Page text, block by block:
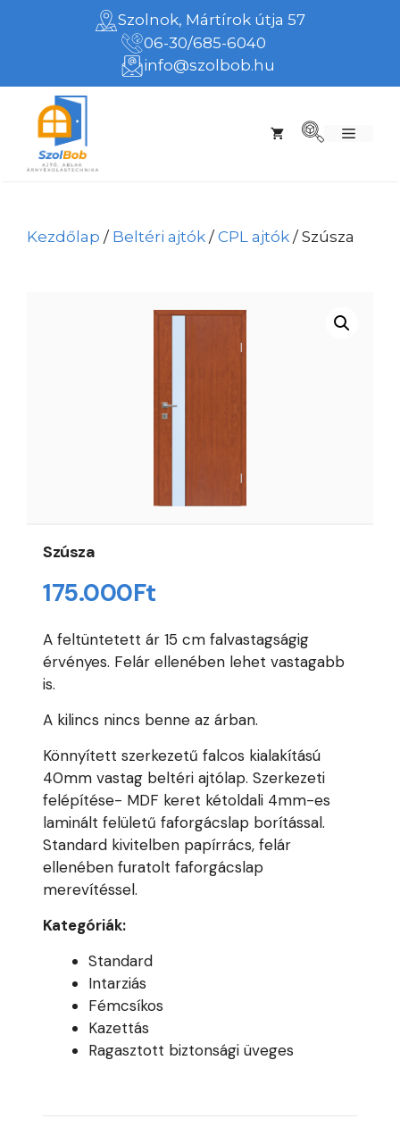
Szolnok, Mártírok útja 57
06-30/685-6040
info@szolbob.hu
Menü
Kezdőlap / Beltéri ajtók /CPL ajtók / Szúsza
Szúsza
175.000Ft
A feltüntetett ár 15 cm falvastagságig
érvényes. Felár ellenében lehet vastagabb
is.
A kilincs nincs benne az árban.
Könnyített szerkezetű falcos kialakítású
40mm vastag beltéri ajtólap. Szerkezeti
felépítése- MDF keret kétoldali 4mm-es
laminált felületű faforgácslap borítással.
Standard kivitelben papírrács, felár
ellenében furatolt faforgácslap
merevítéssel.
Kategóriák:
Standard
Intarziás
Fémcsíkos
Kazettás
Ragasztott biztonsági üveges